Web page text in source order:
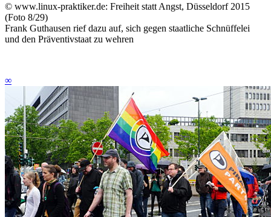
© www.linux-praktiker.de: Freiheit statt Angst, Düsseldorf 2015
(Foto 8/29)
Frank Guthausen rief dazu auf, sich gegen staatliche Schnüffelei
und den Präventivstaat zu wehren
∞